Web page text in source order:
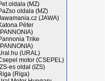
oldala (MZ)
oldala (MZ)
(JAWA)
Péter
Trike
(URAL)
motor (CSEPEL)
IZS-es oldal (IZS)
(Riga)